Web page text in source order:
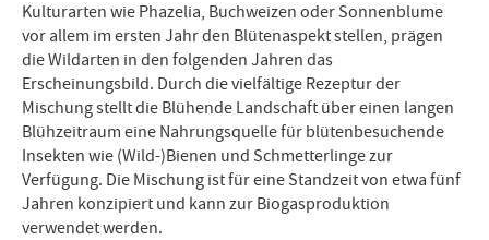
Kulturarten wie Phazelia, Buchweizen oder Sonnenblume
vor allem im ersten Jahr den Blütenaspekt stellen, prägen
die Wildarten in den folgenden Jahren das
Erscheinungsbild. Durch die vielfältige Rezeptur der
Mischung stellt die Blühende Landschaft über einen langen
Blühzeitraum eine Nahrungsquelle für blütenbesuchende
Insekten wie (Wild-)Bienen und Schmetterlinge zur
Verfügung. Die Mischung ist für eine Standzeit von etwa fünf
Jahren konzipiert und kann zur Biogasproduktion
verwendet werden.